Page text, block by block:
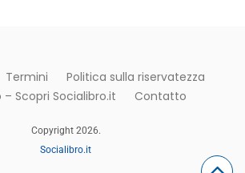
Termini
Politica sulla riservatezza
– Scopri Socialibro.it
Contatto
Copyright 2026.
Socialibro.it